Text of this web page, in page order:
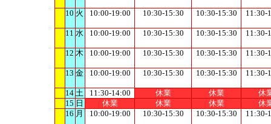
10 火 10:00-19:00 10:30-15:30 10:30-15:30 11:30-
11 水 10:00-19:00 10:30-15:30 10:30-15:30 11:30-
12 木 10:00-19:00 10:30-15:30 10:30-15:30 11:30-
13 金 10:00-19:00 10:30-15:30 10:30-15:30 11:30-
14 土 11:30-14:00 休業 休業
休
15 日 休業 休業 休業
休
16 月 10:00-19:00 10:30-15:30 10:30-15:30 11:30-